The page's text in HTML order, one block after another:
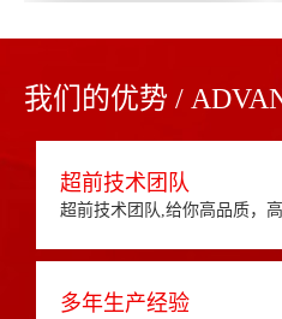
我们的优势 /
超前技术团队
超前技术团队,给你高品质，
多年生产经验